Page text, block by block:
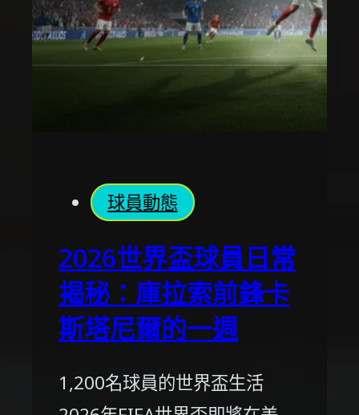
球員動態
2026世界盃球員日常
揭秘：庫拉索前鋒卡
斯塔尼爾的一週
1,200名球員的世界盃生活